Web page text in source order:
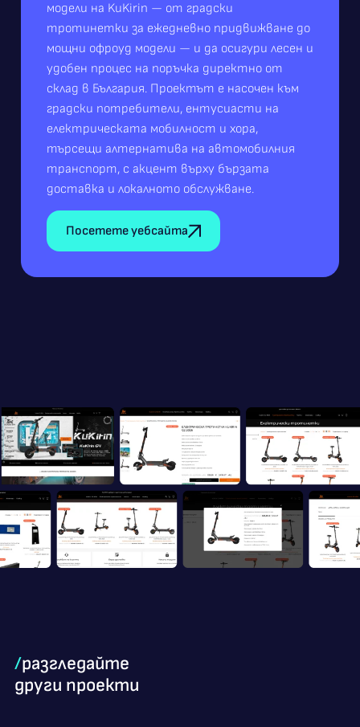
модели на KuKirin — от градски
тротинетки за ежедневно придвижване до
мощни офроуд модели — и да осигури лесен и
удобен процес на поръчка директно от
склад в България. Проектът е насочен към
градски потребители, ентусиасти на
електрическата мобилност и хора,
търсещи алтернатива на автомобилния
транспорт, с акцент върху бързата
доставка и локалното обслужване.
Посетете уебсайта
/разгледайте
други проекти